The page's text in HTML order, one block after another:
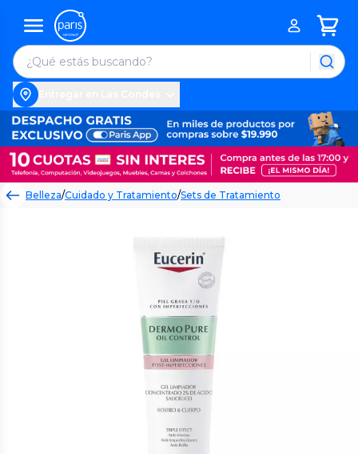
Belleza/Cuidado y Tratamiento/Sets de Tratamiento